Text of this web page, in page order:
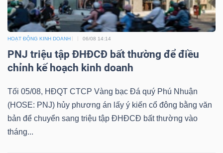
HOẠT ĐỘNG KINH DOANH 06/08 14:14
PNJ triệu tập ĐHĐCĐ bất thường để điều
chỉnh kế hoạch kinh doanh
Tối 05/08, HĐQT CTCP Vàng bạc Đá quý Phú Nhuận
(HOSE: PNJ) hủy phương án lấy ý kiến cổ đông bằng văn
bản để chuyển sang triệu tập ĐHĐCĐ bất thường vào
tháng...